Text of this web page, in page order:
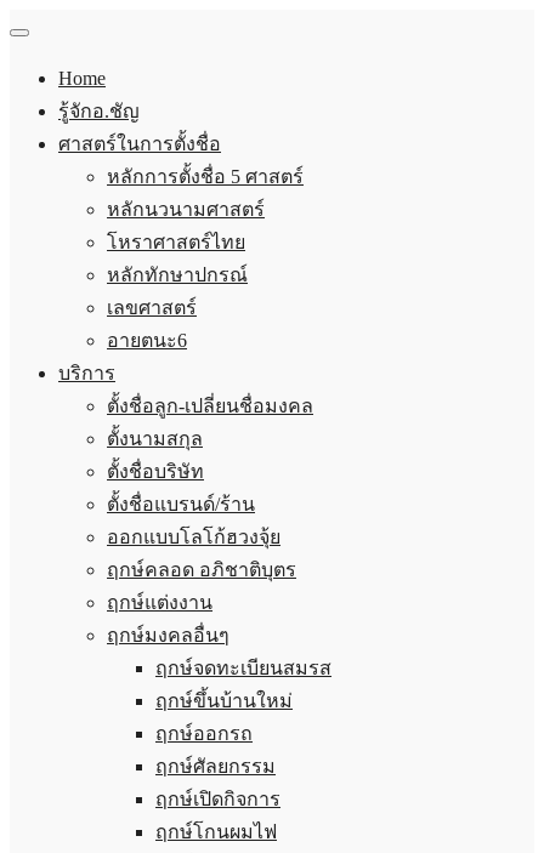
Home
รู้จักอ.ชัญ
ศาสตร์ในการตั้งชื่อ
หลักการตั้งชื่อ 5 ศาสตร์
หลักนวนามศาสตร์
โหราศาสตร์ไทย
หลักทักษาปกรณ์
เลขศาสตร์
อายตนะ6
บริการ
ตั้งชื่อลูก-เปลี่ยนชื่อมงคล
ตั้งนามสกุล
ตั้งชื่อบริษัท
ตั้งชื่อแบรนด์/ร้าน
ออกแบบโลโก้ฮวงจุ้ย
ฤกษ์คลอด อภิชาติบุตร
ฤกษ์แต่งงาน
ฤกษ์มงคลอื่นๆ
ฤกษ์จดทะเบียนสมรส
ฤกษ์ขึ้นบ้านใหม่
ฤกษ์ออกรถ
ฤกษ์ศัลยกรรม
ฤกษ์เปิดกิจการ
ฤกษ์โกนผมไฟ